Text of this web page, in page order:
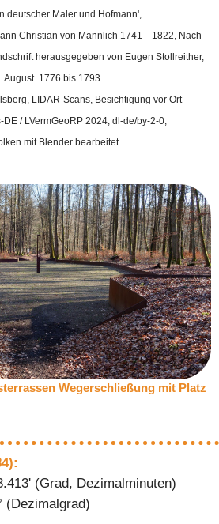
deutscher Maler und Hofmann',
Christian von Mannlich 1741—1822, Nach
herausgegeben von Eugen Stollreither,
August. 1776 bis 1793
LIDAR-Scans, Besichtigung vor Ort
/ LVermGeoRP 2024, dl-de/by-2-0,
mit Blender bearbeitet
Wegerschließung mit Platz
(Grad, Dezimalminuten)
(Dezimalgrad)